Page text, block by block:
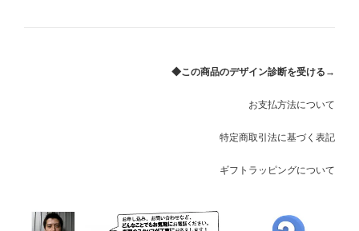
◆この商品のデザイン診断を受ける→
お支払方法について
特定商取引法に基づく表記
ギフトラッピングについて